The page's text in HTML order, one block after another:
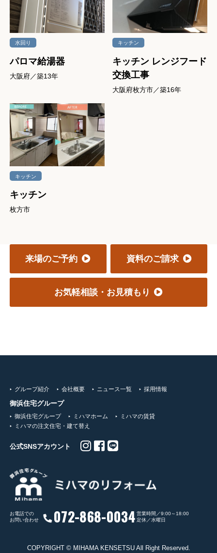
水回り
パロマ給湯器
大阪府／築13年
キッチン
キッチン レンジフード
交換工事
大阪府枚方市／築16年
キッチン
キッチン
枚方市
来場のご予約
お気軽相談・お見積もり
資料のご請求
グループ紹介 会社概要 ニュース一覧 採用情報
御浜住宅グループ
御浜住宅グループ ミハマホーム
ミハマの賃貸
ミハマの注文住宅・建て替え
公式SNSアカウント
お電話での
お問い合わせ
072-868-0034 営業時間／9:00～18:00
定休／水曜日
COPYRIGHT © MIHAMA KENSETSU All Right Reserved.